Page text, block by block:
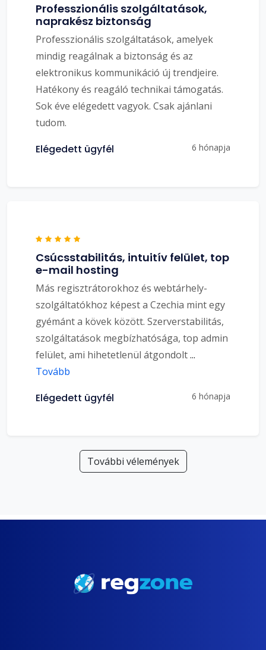
Professzionális szolgáltatások,
naprakész biztonság
Professzionális szolgáltatások, amelyek
mindig reagálnak a biztonság és az
elektronikus kommunikáció új trendjeire.
Hatékony és reagáló technikai támogatás.
Sok éve elégedett vagyok. Csak ajánlani
tudom.
Elégedett ügyfél 6 hónapja
Csúcsstabilitás, intuitív felület, top
e-mail hosting
Más regisztrátorokhoz és webtárhely-
szolgáltatókhoz képest a Czechia mint egy
gyémánt a kövek között. Szerverstabilitás,
szolgáltatások megbízhatósága, top admin
felület, ami hihetetlenül átgondolt...
Tovább
Elégedett ügyfél 6 hónapja
További vélemények